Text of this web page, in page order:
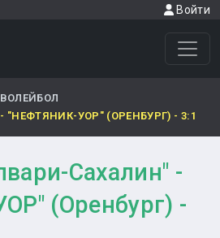
Войти
ВОЛЕЙБОЛ
УОР" (ОРЕНБУРГ) - 3:1
Сахалин" -
(Оренбург) -